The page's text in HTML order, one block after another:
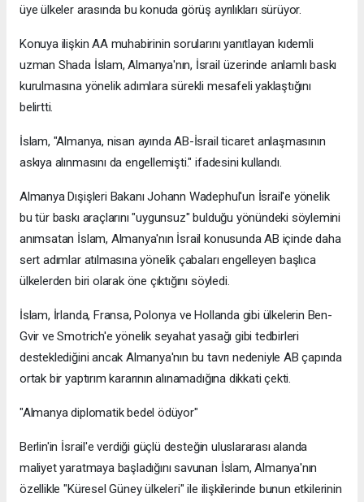
üye ülkeler arasında bu konuda görüş ayrılıkları sürüyor.
Konuya ilişkin AA muhabirinin sorularını yanıtlayan kıdemli
uzman Shada İslam, Almanya'nın, İsrail üzerinde anlamlı baskı
kurulmasına yönelik adımlara sürekli mesafeli yaklaştığını
belirtti.
İslam, "Almanya, nisan ayında AB-İsrail ticaret anlaşmasının
askıya alınmasını da engellemişti." ifadesini kullandı.
Almanya Dışişleri Bakanı Johann Wadephul'un İsrail'e yönelik
bu tür baskı araçlarını "uygunsuz" bulduğu yönündeki söylemini
anımsatan İslam, Almanya'nın İsrail konusunda AB içinde daha
sert adımlar atılmasına yönelik çabaları engelleyen başlıca
ülkelerden biri olarak öne çıktığını söyledi.
İslam, İrlanda, Fransa, Polonya ve Hollanda gibi ülkelerin Ben-
Gvir ve Smotrich'e yönelik seyahat yasağı gibi tedbirleri
desteklediğini ancak Almanya'nın bu tavrı nedeniyle AB çapında
ortak bir yaptırım kararının alınamadığına dikkati çekti.
"Almanya diplomatik bedel ödüyor"
Berlin'in İsrail'e verdiği güçlü desteğin uluslararası alanda
maliyet yaratmaya başladığını savunan İslam, Almanya'nın
özellikle "Küresel Güney ülkeleri" ile ilişkilerinde bunun etkilerinin